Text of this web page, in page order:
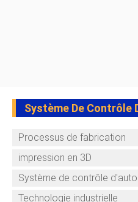
Système De Contrôle
Processus de fabrication
impression en 3D
Système de contrôle
Technologie industrielle